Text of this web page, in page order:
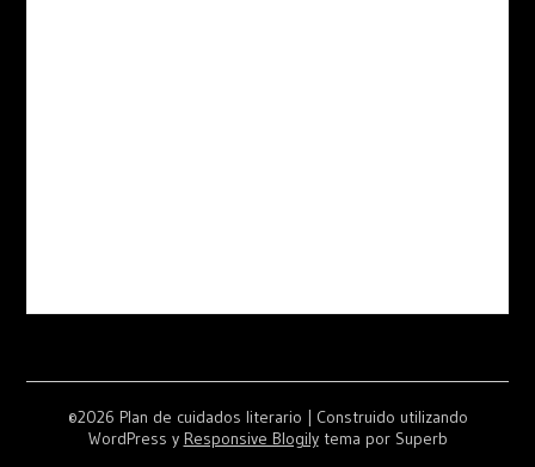
©2026 Plan de cuidados literario | Construido utilizando
WordPress y Responsive Blogilytema por Superb